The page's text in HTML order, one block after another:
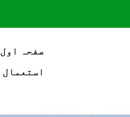
صفحہ اول
استعمال